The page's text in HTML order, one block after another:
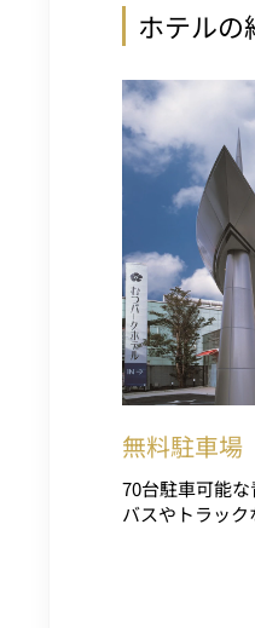
ホテルの
無料駐車場
70台駐車可能な
バスやトラック